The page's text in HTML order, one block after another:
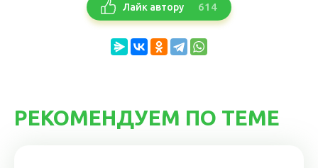
Лайк автору 614
РЕКОМЕНДУЕМ ПО ТЕМЕ